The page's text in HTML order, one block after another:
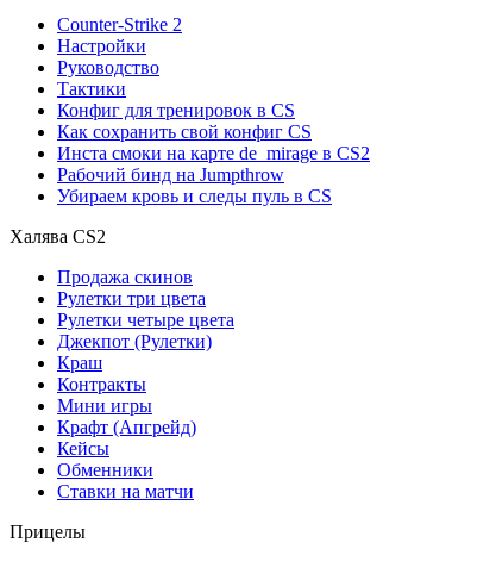
Counter-Strike 2
Настройки
Руководство
Тактики
Конфиг для тренировок в CS
Как сохранить свой конфиг CS
Инста смоки на карте de_mirage в CS2
Рабочий бинд на Jumpthrow
Убираем кровь и следы пуль в CS
Халява CS2
Продажа скинов
Рулетки три цвета
Рулетки четыре цвета
Джекпот (Рулетки)
Краш
Контракты
Мини игры
Крафт (Апгрейд)
Кейсы
Обменники
Ставки на матчи
Прицелы